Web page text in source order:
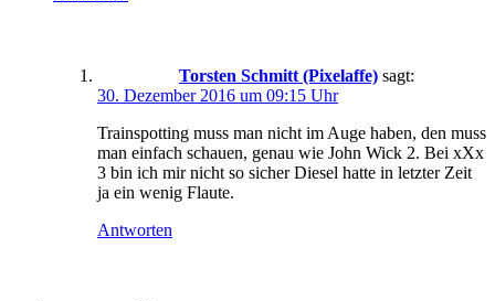
Torsten Schmitt (Pixelaffe) sagt:
30. Dezember 2016 um 09:15 Uhr
Trainspotting muss man nicht im Auge haben, den muss
man einfach schauen, genau wie John Wick 2. Bei xXx
3 bin ich mir nicht so sicher Diesel hatte in letzter Zeit
ja ein wenig Flaute.
Antworten